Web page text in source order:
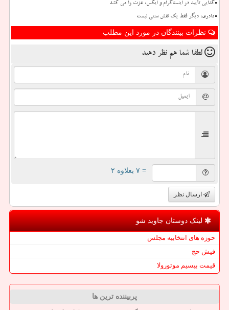
گدایی تأیید در اینستاگرام و ایکس، عزت را می کشد
مادری، دیگر فقط یک نقش سنتی نیست
نظرات بینندگان در مورد این مطلب
لطفا شما هم نظر دهید
= ۷ بعلاوه ۲
ارسال نظر
لینک دوستان جاوید شو
حوزه های انتخابیه مجلس
فیش حج
قیمت بیسیم موتورولا
پربیننده ترین ها